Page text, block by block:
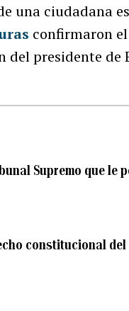
una ciudadana
confirmaron
presidente de
Supremo que le
constitucional